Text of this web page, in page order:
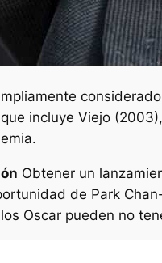
incluye Viejo (2003),
Obtener un
de Park
Oscar pueden no